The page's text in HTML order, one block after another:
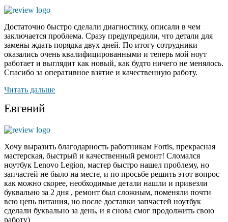
Достаточно быстро сделали диагностику, описали в чем
заключается проблема. Сразу предупредили, что детали для
замены ждать порядка двух дней. По итогу сотрудники
оказались очень квалифицированными и теперь мой ноут
работает и выглядит как новый, как будто ничего не менялось.
Спасибо за оперативное взятие и качественную работу.
Читать дальше
Евгений
Хочу выразить благодарность работникам Fortis, прекрасная
мастерская, быстрый и качественный ремонт! Сломался
ноутбук Lenovo Legion, мастер быстро нашел проблему, но
запчастей не было на месте, и по просьбе решить этот вопрос
как можно скорее, необходимые детали нашли и привезли
буквально за 2 дня , ремонт был сложным, поменяли почти
всю цепь питания, но после доставки запчастей ноутбук
сделали буквально за день, и я снова смог продолжить свою
работу)